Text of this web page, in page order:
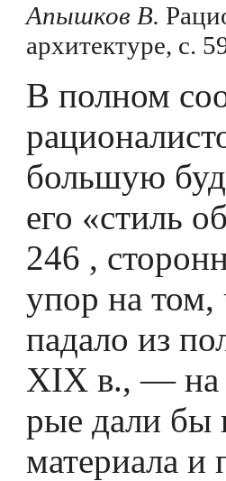
Апышков В.
архитектуре, с.
В полном
большую
его «стиль
246 ,
упор на
падало из
XIX в., — на
рые дали бы
материала и